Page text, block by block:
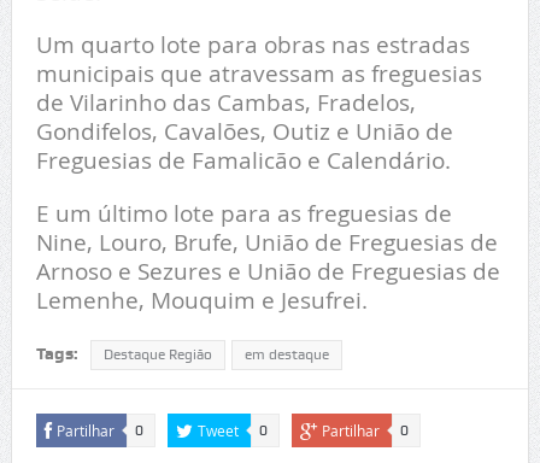
Um quarto lote para obras nas estradas
municipais que atravessam as freguesias
de Vilarinho das Cambas, Fradelos,
Gondifelos, Cavalões, Outiz e União de
Freguesias de Famalicão e Calendário.
E um último lote para as freguesias de
Nine, Louro, Brufe, União de Freguesias de
Arnoso e Sezures e União de Freguesias de
Lemenhe, Mouquim e Jesufrei.
Tags: Destaque Região em destaque
Partilhar 0 Tweet 0 Partilhar 0